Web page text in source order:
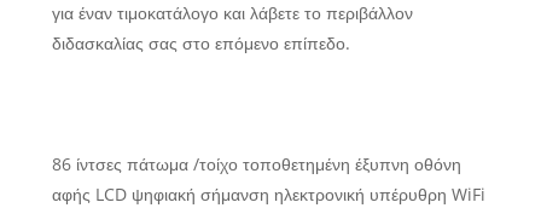
για έναν τιμοκατάλογο και λάβετε το περιβάλλον
διδασκαλίας σας στο επόμενο επίπεδο.
86 ίντσες πάτωμα /τοίχο τοποθετημένη έξυπνη οθόνη
αφής LCD ψηφιακή σήμανση ηλεκτρονική υπέρυθρη WiFi